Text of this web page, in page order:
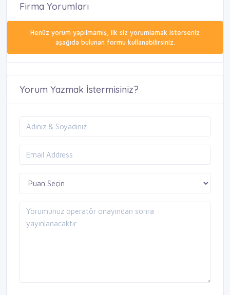
Firma Yorumları
Henüz yorum yapılmamış, ilk siz yorumlamak isterseniz
aşağıda bulunan formu kullanabilirsiniz.
Yorum Yazmak İstermisiniz?